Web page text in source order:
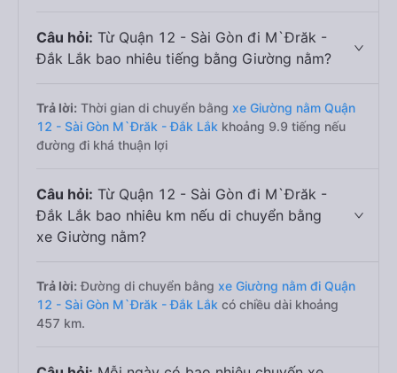
Câu hỏi: Từ Quận 12 - Sài Gòn đi M`Đrăk -
Đắk Lắk bao nhiêu tiếng bằng Giường nằm?
Trả lời: Thời gian di chuyển bằng xe Giường nằm Quận
12 - Sài Gòn M`Đrăk - Đắk Lắk khoảng 9.9 tiếng nếu
đường đi khá thuận lợi
Câu hỏi: Từ Quận 12 - Sài Gòn đi M`Đrăk -
Đắk Lắk bao nhiêu km nếu di chuyển bằng
xe Giường nằm?
Trả lời: Đường di chuyển bằng xe Giường nằm đi Quận
12 - Sài Gòn M`Đrăk - Đắk Lắk có chiều dài khoảng
457 km.